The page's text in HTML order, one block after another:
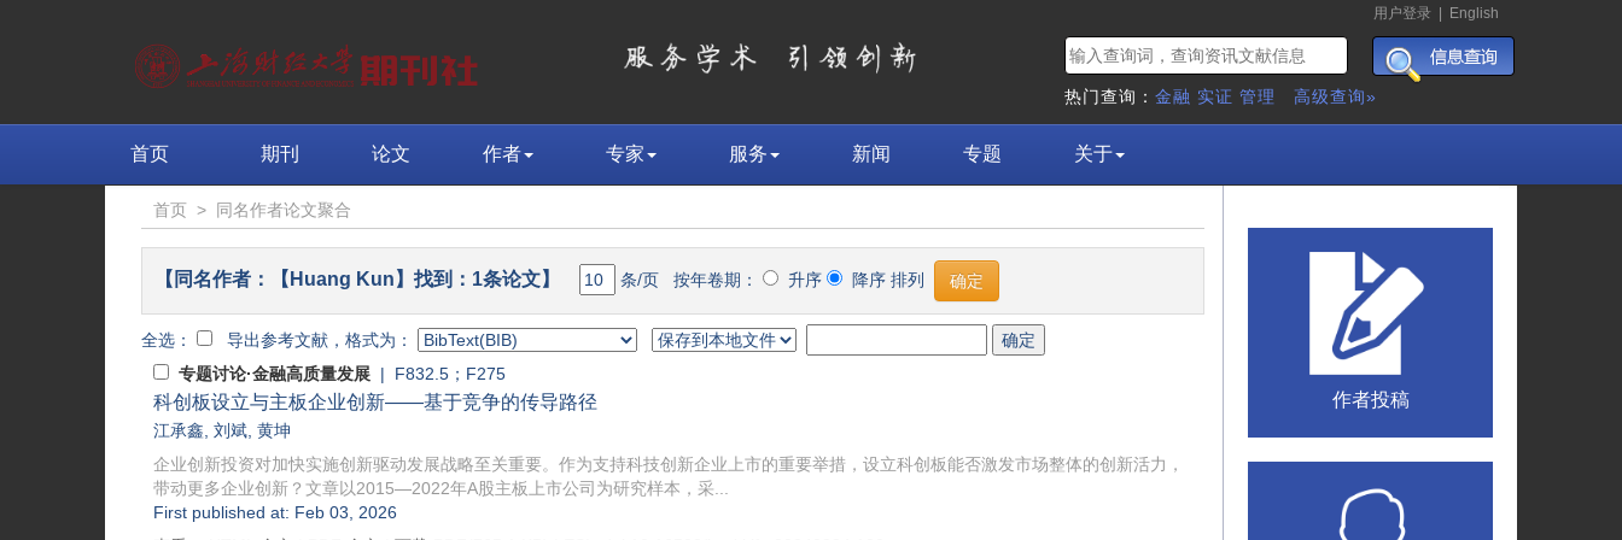
用户登录 English
热门查询： 金融 实证 管理 高级查询»
首页 期刊 论文 作者 专家 服务 新闻 专题 关于
首页 > 同名作者论文聚合
【同名作者：【Huang Kun】找到：1条论文】 条/页 按年卷期： 升序 降序 排列
全选：
导出参考文献，格式为：
专题讨论·金融高质量发展 | F832.5；F275
科创板设立与主板企业创新——基于竞争的传导路径
江承鑫 刘斌 黄坤
企业创新投资对加快实施创新驱动发展战略至关重要。作为支持科技创新企业上市的重要举措，设立科创板能否激发市场整体的创新活力，
带动更多企业创新？文章以2015—2022年A股主板上市公司为研究样本，采...
First published at: Feb 03, 2026
作者投稿